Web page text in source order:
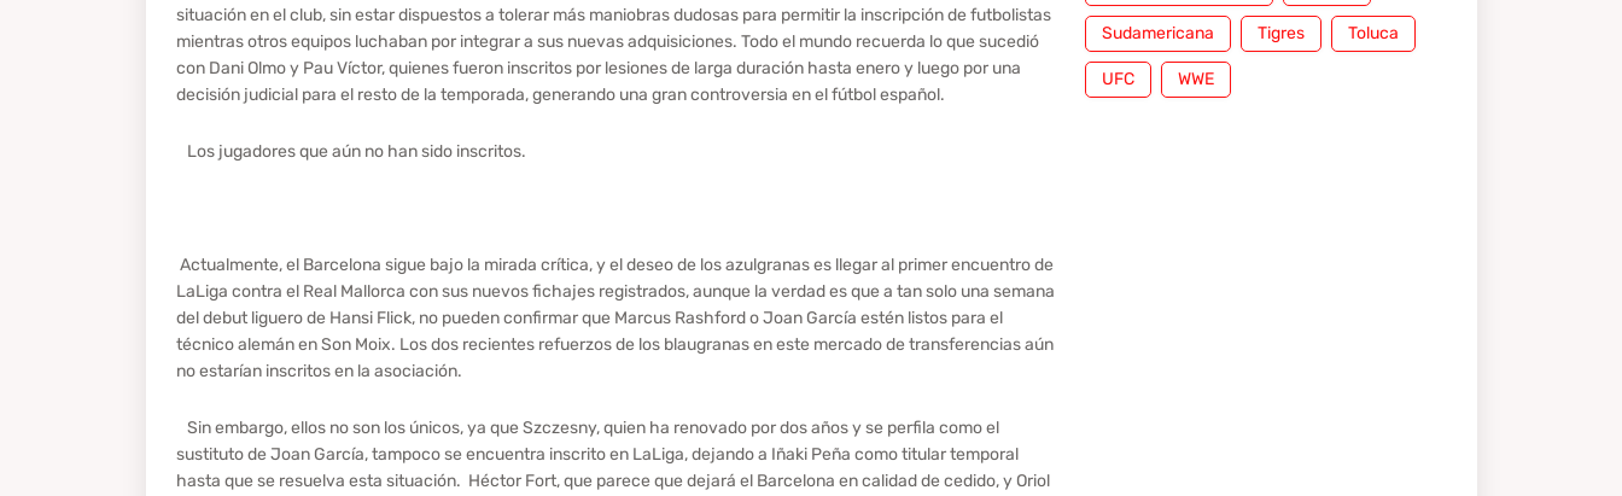
situación en el club, sin estar dispuestos a tolerar más maniobras dudosas para permitir la inscripción de futbolistas
mientras otros equipos luchaban por integrar a sus nuevas adquisiciones. Todo el mundo recuerda lo que sucedió
con Dani Olmo y Pau Víctor, quienes fueron inscritos por lesiones de larga duración hasta enero y luego por una
decisión judicial para el resto de la temporada, generando una gran controversia en el fútbol español.
Los jugadores que aún no han sido inscritos.
Actualmente, el Barcelona sigue bajo la mirada crítica, y el deseo de los azulgranas es llegar al primer encuentro de
LaLiga contra el Real Mallorca con sus nuevos fichajes registrados, aunque la verdad es que a tan solo una semana
del debut liguero de Hansi Flick, no pueden confirmar que Marcus Rashford o Joan García estén listos para el
técnico alemán en Son Moix. Los dos recientes refuerzos de los blaugranas en este mercado de transferencias aún
no estarían inscritos en la asociación.
Sin embargo, ellos no son los únicos, ya que Szczesny, quien ha renovado por dos años y se perfila como el
sustituto de Joan García, tampoco se encuentra inscrito en LaLiga, dejando a Iñaki Peña como titular temporal
hasta que se resuelva esta situación. Héctor Fort, que parece que dejará el Barcelona en calidad de cedido, y Oriol
Sudamericana Tigres Toluca
UFC WWE